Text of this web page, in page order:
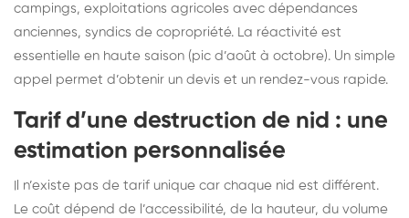
campings, exploitations agricoles avec dépendances
anciennes, syndics de copropriété. La réactivité est
essentielle en haute saison (pic d’août à octobre). Un simple
appel permet d’obtenir un devis et un rendez-vous rapide.
Tarif d’une destruction de nid : une
estimation personnalisée
Il n’existe pas de tarif unique car chaque nid est différent.
Le coût dépend de l’accessibilité, de la hauteur, du volume